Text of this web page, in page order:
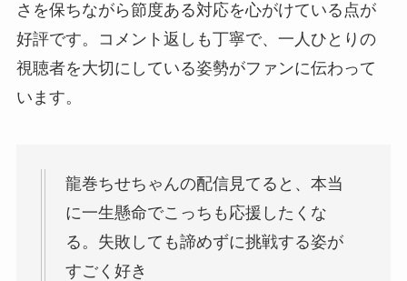
さを保ちながら節度ある対応を心がけている点が
好評です。コメント返しも丁寧で、一人ひとりの
視聴者を大切にしている姿勢がファンに伝わって
います。
龍巻ちせちゃんの配信見てると、本当
に一生懸命でこっちも応援したくな
る。失敗しても諦めずに挑戦する姿が
すごく好き